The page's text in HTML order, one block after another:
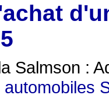
Salmson :